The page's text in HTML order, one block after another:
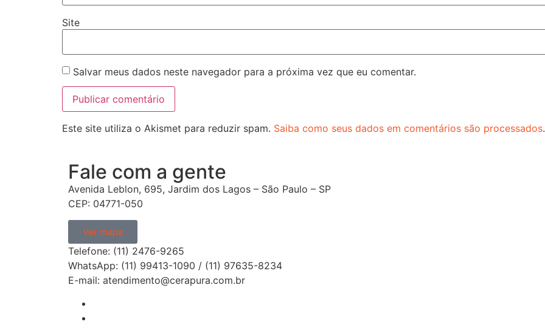
Site
Salvar meus dados neste navegador para a próxima vez que eu comentar.
Este site utiliza o Akismet para reduzir spam. Saiba como seus dados em comentários são processados.
Fale com a gente
Avenida Leblon, 695, Jardim dos Lagos – São Paulo – SP
CEP: 04771-050
Ver mapa
Telefone: (11) 2476-9265
WhatsApp: (11) 99413-1090 / (11) 97635-8234
E-mail: atendimento@cerapura.com.br